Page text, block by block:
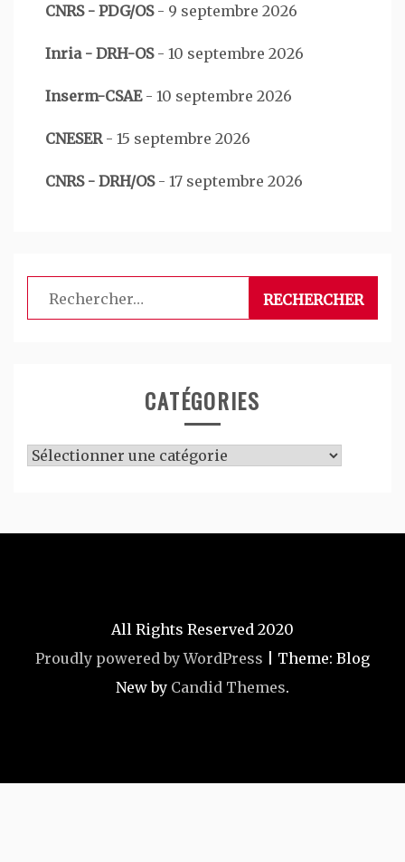
CNRS - PDG/OS- 9 septembre 2026
Inria - DRH-OS- 10 septembre 2026
Inserm-CSAE- 10 septembre 2026
CNESER- 15 septembre 2026
CNRS - DRH/OS- 17 septembre 2026
Rechercher :
CATÉGORIES
Catégories
All Rights Reserved 2020
Proudly powered by WordPress
Theme: Blog
New by Candid Themes.